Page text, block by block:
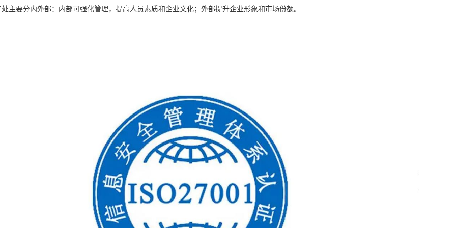
主要分内外部：内部可强化管理，提高人员素质和企业文化；外部提升企业形象和市场份额。